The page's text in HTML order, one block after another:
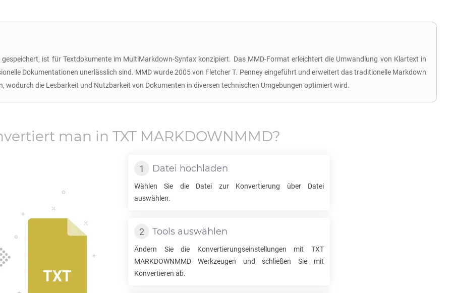
ist für Textdokumente im MultiMarkdown-Syntax konzipiert. Das MMD-Format erleichtert die Umwandlung von Klartext in
Dokumentationen unerlässlich sind. MMD wurde 2005 von Fletcher T. Penney eingeführt und erweitert das traditionelle Markdown
wodurch die Lesbarkeit und Nutzbarkeit von Dokumenten in diversen technischen Umgebungen optimiert wird.
man in TXT MARKDOWNMMD?
Datei hochladen
Wählen Sie die Datei zur Konvertierung über Datei
auswählen.
Tools auswählen
Ändern Sie die Konvertierungseinstellungen mit TXT
MARKDOWNMMD Werkzeugen und schließen Sie mit
Konvertieren ab.